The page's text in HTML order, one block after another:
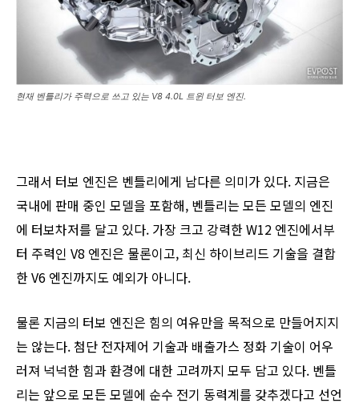
현재 벤틀리가 주력으로 쓰고 있는 V8 4.0L 트윈 터보 엔진.
그래서 터보 엔진은 벤틀리에게 남다른 의미가 있다. 지금은
국내에 판매 중인 모델을 포함해, 벤틀리는 모든 모델의 엔진
에 터보차저를 달고 있다. 가장 크고 강력한 W12 엔진에서부
터 주력인 V8 엔진은 물론이고, 최신 하이브리드 기술을 결합
한 V6 엔진까지도 예외가 아니다.
물론 지금의 터보 엔진은 힘의 여유만을 목적으로 만들어지지
는 않는다. 첨단 전자제어 기술과 배출가스 정화 기술이 어우
러져 넉넉한 힘과 환경에 대한 고려까지 모두 담고 있다. 벤틀
리는 앞으로 모든 모델에 순수 전기 동력계를 갖추겠다고 선언